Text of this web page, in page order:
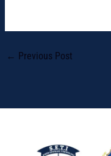
← Previous Post